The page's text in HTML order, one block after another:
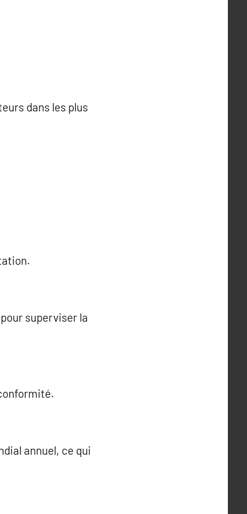
dans les plus
superviser la
annuel, ce qui